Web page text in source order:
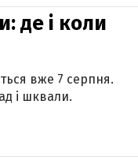
де і коли
вже 7 серпня.
і шквали.